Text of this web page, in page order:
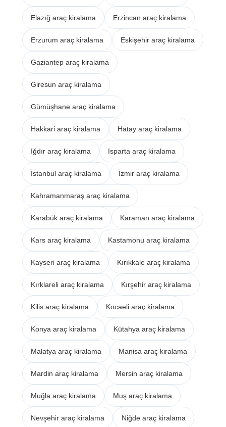
Elazığ araç kiralama Erzincan araç kiralama
Erzurum araç kiralama Eskişehir araç kiralama
Gaziantep araç kiralama
Giresun araç kiralama
Gümüşhane araç kiralama
Hakkari araç kiralama Hatay araç kiralama
Iğdır araç kiralama Isparta araç kiralama
İstanbul araç kiralama İzmir araç kiralama
Kahramanmaraş araç kiralama
Karabük araç kiralama Karaman araç kiralama
Kars araç kiralama Kastamonu araç kiralama
Kayseri araç kiralama Kırıkkale araç kiralama
Kırklareli araç kiralama Kırşehir araç kiralama
Kilis araç kiralama Kocaeli araç kiralama
Konya araç kiralama Kütahya araç kiralama
Malatya araç kiralama Manisa araç kiralama
Mardin araç kiralama Mersin araç kiralama
Muğla araç kiralama Muş araç kiralama
Nevşehir araç kiralama Niğde araç kiralama